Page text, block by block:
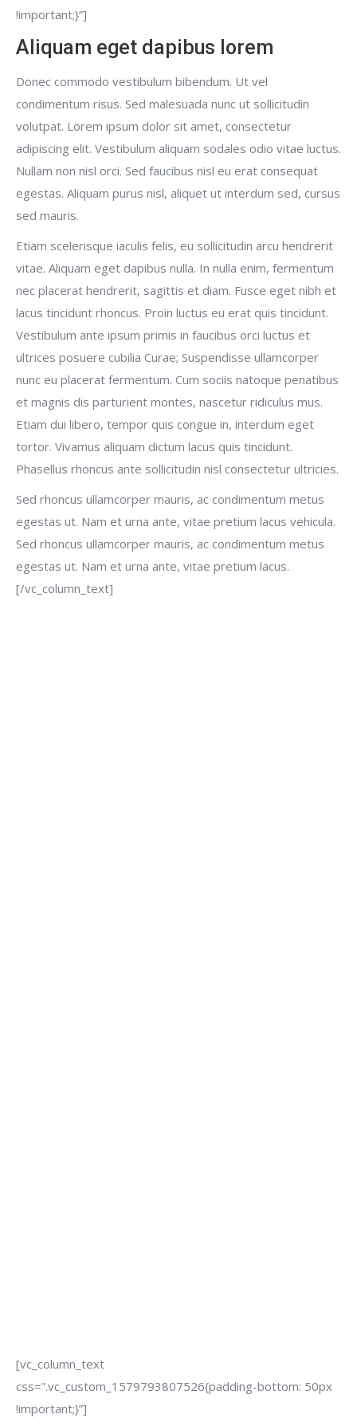
!important;}”]
Aliquam eget dapibus lorem
Donec commodo vestibulum bibendum. Ut vel
condimentum risus. Sed malesuada nunc ut sollicitudin
volutpat. Lorem ipsum dolor sit amet, consectetur
adipiscing elit. Vestibulum aliquam sodales odio vitae luctus.
Nullam non nisl orci. Sed faucibus nisl eu erat consequat
egestas. Aliquam purus nisl, aliquet ut interdum sed, cursus
sed mauris.
Etiam scelerisque iaculis felis, eu sollicitudin arcu hendrerit
vitae. Aliquam eget dapibus nulla. In nulla enim, fermentum
nec placerat hendrerit, sagittis et diam. Fusce eget nibh et
lacus tincidunt rhoncus. Proin luctus eu erat quis tincidunt.
Vestibulum ante ipsum primis in faucibus orci luctus et
ultrices posuere cubilia Curae; Suspendisse ullamcorper
nunc eu placerat fermentum. Cum sociis natoque penatibus
et magnis dis parturient montes, nascetur ridiculus mus.
Etiam dui libero, tempor quis congue in, interdum eget
tortor. Vivamus aliquam dictum lacus quis tincidunt.
Phasellus rhoncus ante sollicitudin nisl consectetur ultricies.
Sed rhoncus ullamcorper mauris, ac condimentum metus
egestas ut. Nam et urna ante, vitae pretium lacus vehicula.
Sed rhoncus ullamcorper mauris, ac condimentum metus
egestas ut. Nam et urna ante, vitae pretium lacus.
[/vc_column_text]
[vc_column_text
css=”.vc_custom_1579793807526{padding-bottom: 50px
!important;}”]